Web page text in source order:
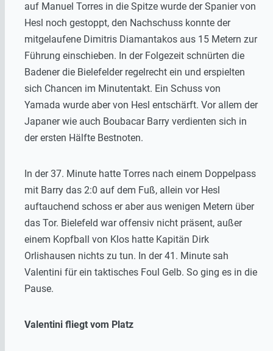
auf Manuel Torres in die Spitze wurde der Spanier von
Hesl noch gestoppt, den Nachschuss konnte der
mitgelaufene Dimitris Diamantakos aus 15 Metern zur
Führung einschieben. In der Folgezeit schnürten die
Badener die Bielefelder regelrecht ein und erspielten
sich Chancen im Minutentakt. Ein Schuss von
Yamada wurde aber von Hesl entschärft. Vor allem der
Japaner wie auch Boubacar Barry verdienten sich in
der ersten Hälfte Bestnoten.
In der 37. Minute hatte Torres nach einem Doppelpass
mit Barry das 2:0 auf dem Fuß, allein vor Hesl
auftauchend schoss er aber aus wenigen Metern über
das Tor. Bielefeld war offensiv nicht präsent, außer
einem Kopfball von Klos hatte Kapitän Dirk
Orlishausen nichts zu tun. In der 41. Minute sah
Valentini für ein taktisches Foul Gelb. So ging es in die
Pause.
Valentini fliegt vom Platz